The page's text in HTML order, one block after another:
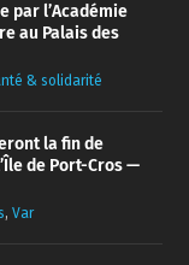
par l’Académie
au Palais des
& solidarité
la fin de
de Port-Cros —
,Var